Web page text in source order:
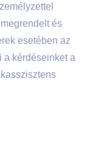
és
esetében az
a kérdéseinket a